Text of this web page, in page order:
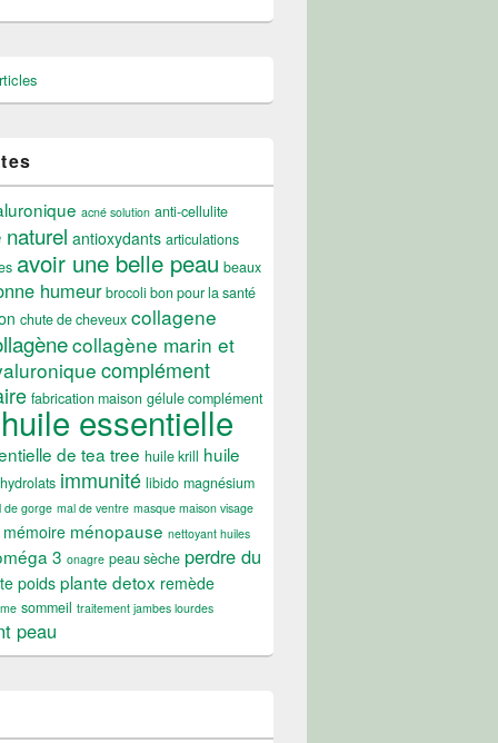
acné solution anti-cellulite
antioxydants articulations
avoir une belle peau beaux
humeur brocoli bon pour la santé
chute de cheveux collagene
collagène marin et
complément
fabrication maison gélule complément
huile essentielle
de tea tree huile krill huile
hydrolats immunité libido magnésium
de gorge mal de ventre masque maison visage
mémoire ménopause nettoyant huiles
3 onagre peau sèche perdre du
poidsplante detox remède
sommeil traitement jambes lourdes
peau